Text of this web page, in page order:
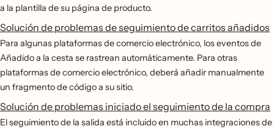
a la plantilla de su página de producto.
Solución de problemas de seguimiento de carritos añadidos
Para algunas plataformas de comercio electrónico, los eventos de
Añadido a la cesta se rastrean automáticamente. Para otras
plataformas de comercio electrónico, deberá añadir manualmente
un fragmento de código a su sitio.
Solución de problemas iniciado el seguimiento de la compra
El seguimiento de la salida está incluido en muchas integraciones de